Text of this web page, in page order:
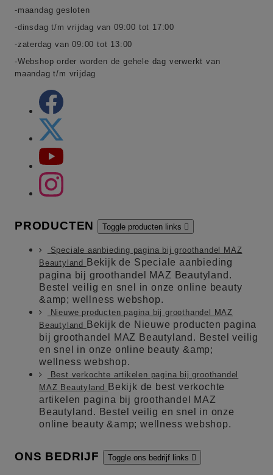
-maandag gesloten
-dinsdag t/m vrijdag van 09:00 tot 17:00
-zaterdag van 09:00 tot 13:00
-Webshop order worden de gehele dag verwerkt van
maandag t/m vrijdag
PRODUCTEN Toggle producten links 
Speciale aanbieding pagina bij groothandel MAZ
Beautyland
Bekijk de Speciale aanbieding
pagina bij groothandel MAZ Beautyland.
Bestel veilig en snel in onze online beauty
&amp; wellness webshop.
Nieuwe producten pagina bij groothandel MAZ
Beautyland
Bekijk de Nieuwe producten pagina
bij groothandel MAZ Beautyland. Bestel veilig
en snel in onze online beauty &amp;
wellness webshop.
Best verkochte artikelen pagina bij groothandel
MAZ Beautyland
Bekijk de best verkochte
artikelen pagina bij groothandel MAZ
Beautyland. Bestel veilig en snel in onze
online beauty &amp; wellness webshop.
ONS BEDRIJF Toggle ons bedrijf links 